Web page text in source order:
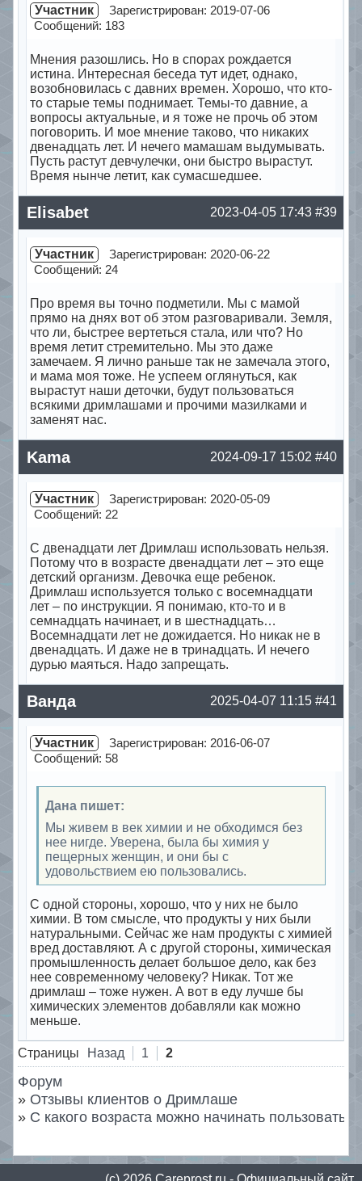
Участник
Зарегистрирован: 2019-07-06
Сообщений: 183
Мнения разошлись. Но в спорах рождается
истина. Интересная беседа тут идет, однако,
возобновилась с давних времен. Хорошо, что кто-
то старые темы поднимает. Темы-то давние, а
вопросы актуальные, и я тоже не прочь об этом
поговорить. И мое мнение таково, что никаких
двенадцать лет. И нечего мамашам выдумывать.
Пусть растут девчулечки, они быстро вырастут.
Время нынче летит, как сумасшедшее.
Offline #39
2023-04-05 17:43
Elisabet
Участник
Зарегистрирован: 2020-06-22
Сообщений: 24
Про время вы точно подметили. Мы с мамой
прямо на днях вот об этом разговаривали. Земля,
что ли, быстрее вертеться стала, или что? Но
время летит стремительно. Мы это даже
замечаем. Я лично раньше так не замечала этого,
и мама моя тоже. Не успеем оглянуться, как
вырастут наши деточки, будут пользоваться
всякими дримлашами и прочими мазилками и
заменят нас.
Offline #40
2024-09-17 15:02
Kama
Участник
Зарегистрирован: 2020-05-09
Сообщений: 22
С двенадцати лет Дримлаш использовать нельзя.
Потому что в возрасте двенадцати лет – это еще
детский организм. Девочка еще ребенок.
Дримлаш используется только с восемнадцати
лет – по инструкции. Я понимаю, кто-то и в
семнадцать начинает, и в шестнадцать…
Восемнадцати лет не дожидается. Но никак не в
двенадцать. И даже не в тринадцать. И нечего
дурью маяться. Надо запрещать.
Offline #41
2025-04-07 11:15
Ванда
Участник
Зарегистрирован: 2016-06-07
Сообщений: 58
Дана пишет:
Мы живем в век химии и не обходимся без
нее нигде. Уверена, была бы химия у
пещерных женщин, и они бы с
удовольствием ею пользовались.
С одной стороны, хорошо, что у них не было
химии. В том смысле, что продукты у них были
натуральными. Сейчас же нам продукты с химией
вред доставляют. А с другой стороны, химическая
промышленность делает большое дело, как без
нее современному человеку? Никак. Тот же
дримлаш – тоже нужен. А вот в еду лучше бы
химических элементов добавляли как можно
меньше.
Offline
Страницы Назад 1 2
Форум
» Отзывы клиентов о Дримлаше
» С какого возраста можно начинать